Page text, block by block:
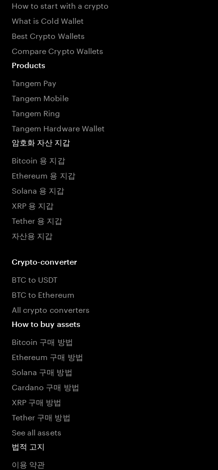
How to start with a crypto
What is Cold Wallet
Best Crypto Wallets
Compare Crypto Wallets
Products
Tangem Pay
Tangem Mobile
Tangem Ring
Tangem Hardware Wallet
암호화 자산 지갑
Bitcoin 용 지갑
Ethereum 용 지갑
Solana 용 지갑
XRP 용 지갑
Tether 용 지갑
자산용 지갑
Crypto-converter
BTC to USDT
BTC to Ethereum
All crypto converters
How to buy assets
Bitcoin 구매 방법
Ethereum 구매 방법
Solana 구매 방법
Cardano 구매 방법
XRP 구매 방법
Tether 구매 방법
See all assets
법적 고지
이용 약관